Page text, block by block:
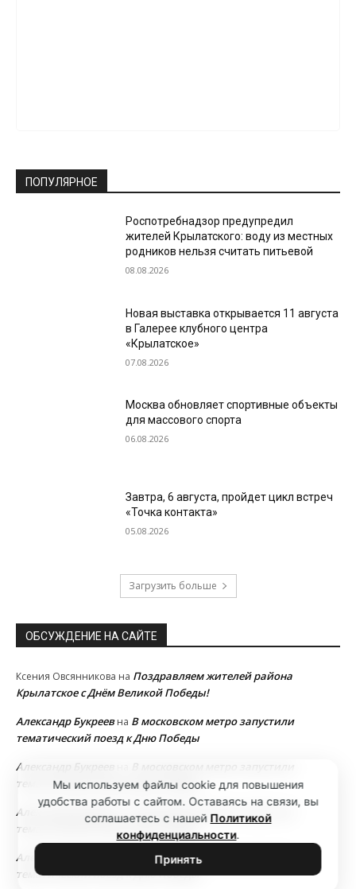
ПОПУЛЯРНОЕ
Роспотребнадзор предупредил
жителей Крылатского: воду из местных
родников нельзя считать питьевой
08.08.2026
Новая выставка открывается 11 августа
в Галерее клубного центра
«Крылатское»
07.08.2026
Москва обновляет спортивные объекты
для массового спорта
06.08.2026
Завтра, 6 августа, пройдет цикл встреч
«Точка контакта»
05.08.2026
Загрузить больше
ОБСУЖДЕНИЕ НА САЙТЕ
Ксения Овсянникова на Поздравляем жителей района
Крылатское с Днём Великой Победы!
Александр Букреевна В московском метро запустили
тематический поезд к Дню Победы
Александр Букреев
В московском метро запустили
тематический поезд к Дню Победы
Александр Букреев
В московском метро запустили
тематический поезд к Дню Победы
Александр Букреев
В московском метро запустили
тематический поезд к Дню Победы
Мы используем файлы cookie для повышения
удобства работы с сайтом. Оставаясь на связи, вы
соглашаетесь с нашей Политикой
конфиденциальности.
Принять